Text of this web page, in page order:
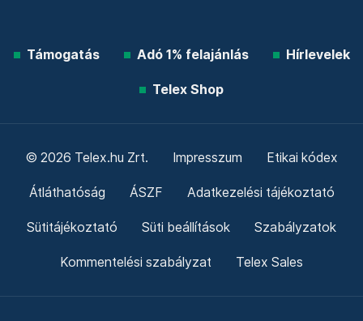
Támogatás Adó 1% felajánlás Hírlevelek
Telex Shop
© 2026 Telex.hu Zrt. Impresszum Etikai kódex
Átláthatóság ÁSZF Adatkezelési tájékoztató
Sütitájékoztató Süti beállítások Szabályzatok
Kommentelési szabályzat Telex Sales